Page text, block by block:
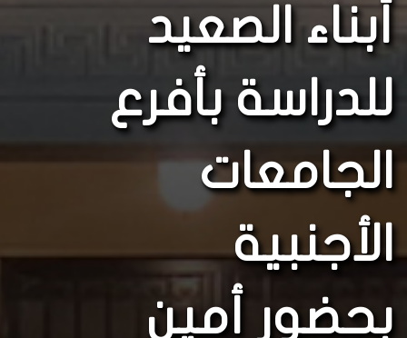
أبناء الصعيد
للدراسة بأفرع
الجامعات
الأجنبية
بحضور أمين